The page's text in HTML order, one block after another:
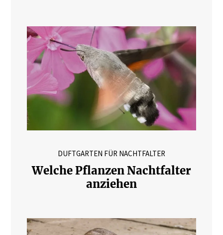
DUFTGARTEN FÜR NACHTFALTER
Welche Pflanzen Nachtfalter
anziehen